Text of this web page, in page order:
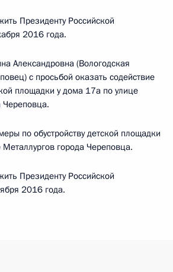
Президенту Российской
2016 года.
Александровна (Вологодская
с просьбой оказать содействие
площадки у дома 17а по улице
Череповца.
по обустройству детской площадки
города Череповца.
Президенту Российской
2016 года.